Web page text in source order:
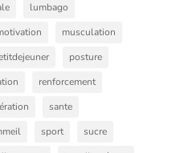
lumbago
musculation
posture
renforcement
sante
sport
sucre